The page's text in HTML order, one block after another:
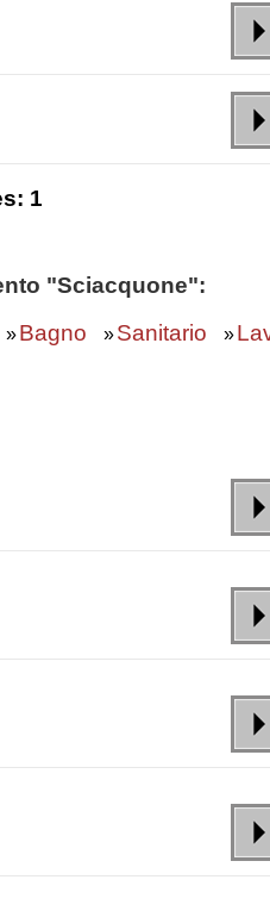
1
"Sciacquone":
»Bagno »Sanitario »